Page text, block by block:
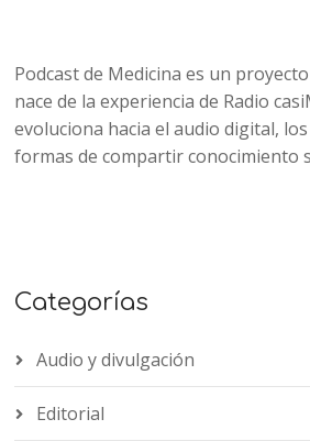
Podcast de Medicina es un
nace de la experiencia de Radio
evoluciona hacia el audio digital,
formas de compartir conocimiento
Categorías
Audio y divulgación
Editorial